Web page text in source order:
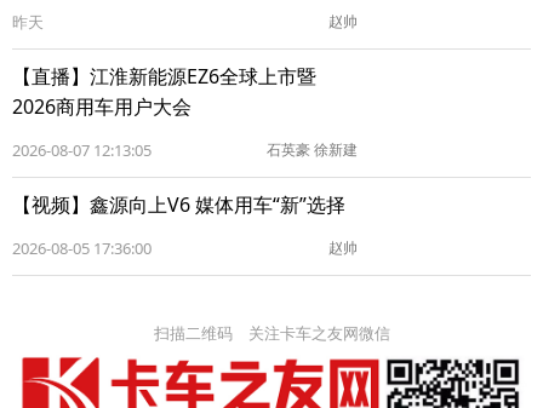
昨天 赵帅
【直播】江淮新能源EZ6全球上市暨
2026商用车用户大会
2026-08-07 12:13:05 石英豪 徐新建
【视频】鑫源向上V6 媒体用车“新”选择
2026-08-05 17:36:00 赵帅
扫描二维码 关注卡车之友网微信